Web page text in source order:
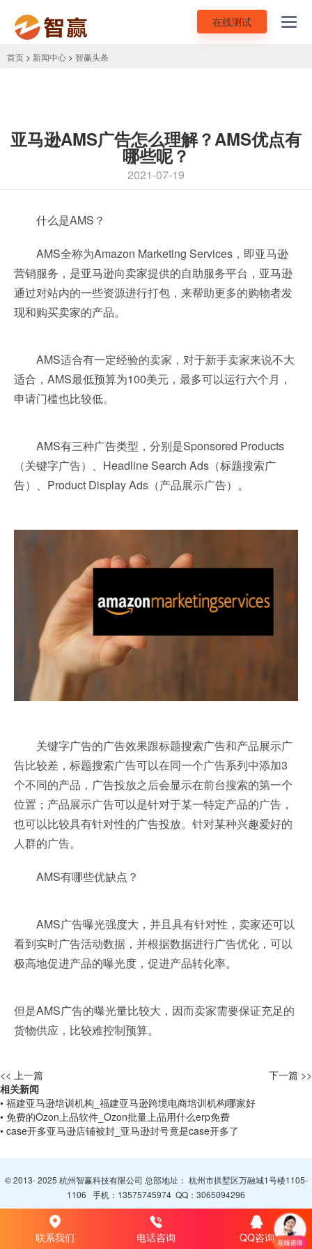
在线测试
首页 > 新闻中心 > 智赢头条
亚马逊AMS广告怎么理解？AMS优点有
哪些呢？
2021-07-19
什么是AMS？
AMS全称为Amazon Marketing Services，即亚马逊
营销服务，是亚马逊向卖家提供的自助服务平台，亚马逊
通过对站内的一些资源进行打包，来帮助更多的购物者发
现和购买卖家的产品。
AMS适合有一定经验的卖家，对于新手卖家来说不大
适合，AMS最低预算为100美元，最多可以运行六个月，
申请门槛也比较低。
AMS有三种广告类型，分别是Sponsored Products
（关键字广告）、Headline Search Ads（标题搜索广
告）、Product Display Ads（产品展示广告）。
关键字广告的广告效果跟标题搜索广告和产品展示广
告比较差，标题搜索广告可以在同一个广告系列中添加3
个不同的产品，广告投放之后会显示在前台搜索的第一个
位置；产品展示广告可以是针对于某一特定产品的广告，
也可以比较具有针对性的广告投放。针对某种兴趣爱好的
人群的广告。
AMS有哪些优缺点？
AMS广告曝光强度大，并且具有针对性，卖家还可以
看到实时广告活动数据，并根据数据进行广告优化，可以
极高地促进产品的曝光度，促进产品转化率。
但是AMS广告的曝光量比较大，因而卖家需要保证充足的
货物供应，比较难控制预算。
<< 上一篇
下一篇 >>
相关新闻
• 福建亚马逊培训机构_福建亚马逊跨境电商培训机构哪家好
• 免费的Ozon上品软件_Ozon批量上品用什么erp免费
• case开多亚马逊店铺被封_亚马逊封号竟是case开多了
© 2013- 2025 杭州智赢科技有限公司 总部地址： 杭州市拱墅区万融城1号楼1105-
1106 手机： 13575745974 QQ： 3065094296
联系我们 电话咨询 QQ咨询